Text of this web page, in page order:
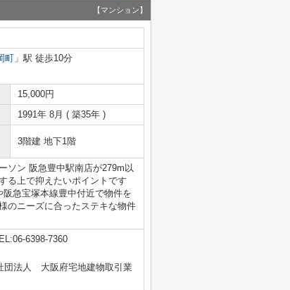
【マンション】
町 」駅 徒歩10分
15,000円
1991年 8月 ( 築35年 )
3階建 地下1階
ソン 阪急豊中駅南店が279m以
る上で抑えたいポイントです
急宝塚本線豊中付近で物件を
のニーズに合ったステキな物件
6398-7360
団法人 大阪府宅地建物取引業